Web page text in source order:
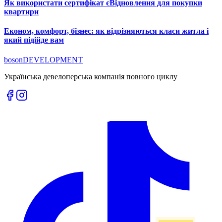
Як використати сертифікат єВідновлення для покупки
квартири
Економ, комфорт, бізнес: як відрізняються класи житла і
який підійде вам
bosonDEVELOPMENT
Українська девелоперська компанія повного циклу